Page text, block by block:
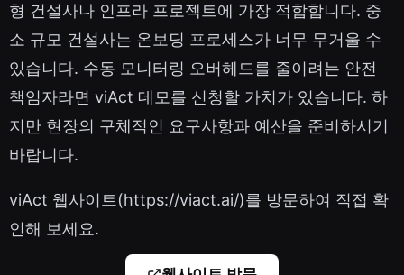
형 건설사나 인프라 프로젝트에 가장 적합합니다. 중
소 규모 건설사는 온보딩 프로세스가 너무 무거울 수
있습니다. 수동 모니터링 오버헤드를 줄이려는 안전
책임자라면 viAct 데모를 신청할 가치가 있습니다. 하
지만 현장의 구체적인 요구사항과 예산을 준비하시기
바랍니다.
viAct 웹사이트(https://viact.ai/)를 방문하여 직접 확
인해 보세요.